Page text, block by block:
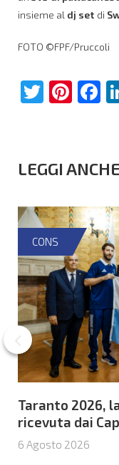
insieme al dj set di
FOTO ©FPF/Pruccoli
Twitter
LEGGI ANCHE
CONS
Taranto 2026,
ricevuta dai
Venerucci e
portabandiera
6 Agosto 2026